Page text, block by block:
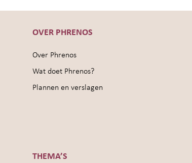
OVER PHRENOS
Over Phrenos
Wat doet Phrenos?
Plannen en verslagen
THEMA’S